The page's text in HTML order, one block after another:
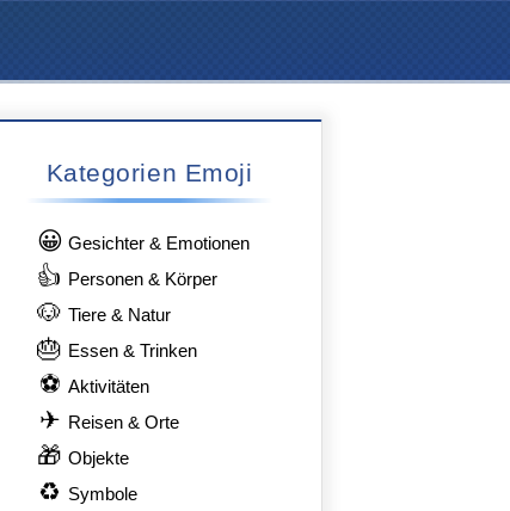
Kategorien Emoji
😀 Gesichter & Emotionen
👍 Personen & Körper
🐶 Tiere & Natur
🎂 Essen & Trinken
⚽ Aktivitäten
✈ Reisen & Orte
🎁 Objekte
♻ Symbole